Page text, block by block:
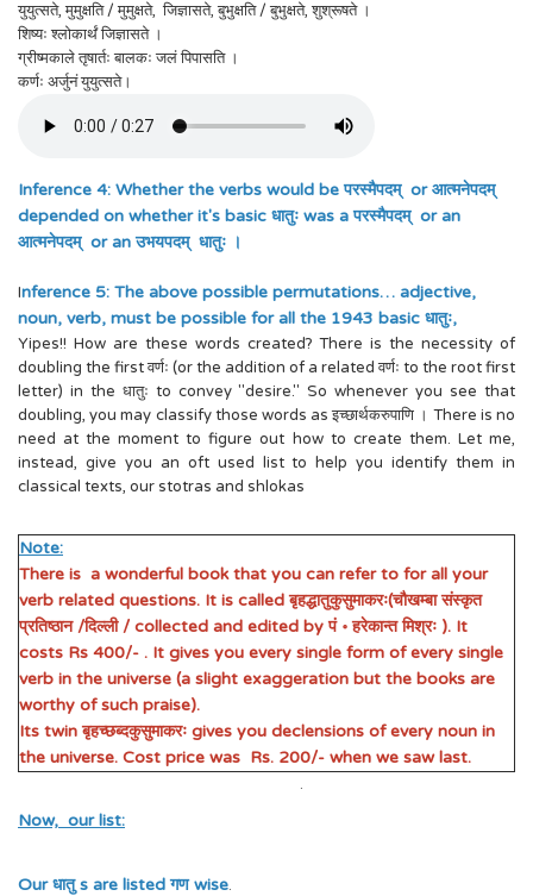
युयुत्सते, मुमुक्षति / मुमुक्षते, जिज्ञासते, बुभुक्षति / बुभुक्षते, शुश्रूषते ।
शिष्यः श्लोकार्थं जिज्ञासते ।
ग्रीष्मकाले तृषार्तः बालकः जलं पिपासति ।
कर्णः अर्जुनं युयुत्सते।
Inference 4: Whether the verbs would be परस्मैपदम् or आत्मनेपदम्
depended on whether it's basic धातुः was a परस्मैपदम् or an
आत्मनेपदम् or an उभयपदम् धातुः ।
Inference 5: The above possible permutations… adjective,
noun, verb, must be possible for all the 1943 basic धातुः,
Yipes!! How are these words created? There is the necessity of
doubling the first वर्णः (or the addition of a related वर्णः to the root first
letter) in the धातुः to convey "desire." So whenever you see that
doubling, you may classify those words as इच्छार्थकरुपाणि । There is no
need at the moment to figure out how to create them. Let me,
instead, give you an oft used list to help you identify them in
classical texts, our stotras and shlokas
Note:
There is a wonderful book that you can refer to for all your
verb related questions. It is called बृहद्धातुकुसुमाकरः(चौखम्बा संस्कृत
प्रतिष्ठान /दिल्ली / collected and edited by पं ॰ हरेकान्त मिश्रः ). It
costs Rs 400/- . It gives you every single form of every single
verb in the universe (a slight exaggeration but the books are
worthy of such praise).
Its twin बृहच्छब्दकुसुमाकरः gives you declensions of every noun in
the universe. Cost price was Rs. 200/- when we saw last.
.
Now, our list:
Our धातु s are listed गण wise.